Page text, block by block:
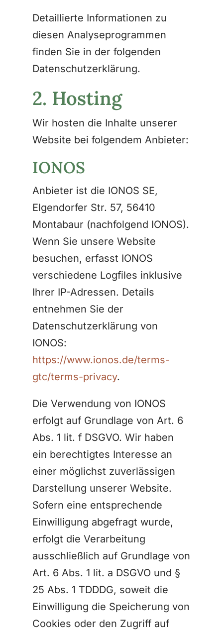
Detaillierte Informationen zu
diesen Analyseprogrammen
finden Sie in der folgenden
Datenschutzerklärung.
2. Hosting
Wir hosten die Inhalte unserer
Website bei folgendem Anbieter:
IONOS
Anbieter ist die IONOS SE,
Elgendorfer Str. 57, 56410
Montabaur (nachfolgend IONOS).
Wenn Sie unsere Website
besuchen, erfasst IONOS
verschiedene Logfiles inklusive
Ihrer IP-Adressen. Details
entnehmen Sie der
Datenschutzerklärung von
IONOS:
https://www.ionos.de/terms-
gtc/terms-privacy.
Die Verwendung von IONOS
erfolgt auf Grundlage von Art. 6
Abs. 1 lit. f DSGVO. Wir haben
ein berechtigtes Interesse an
einer möglichst zuverlässigen
Darstellung unserer Website.
Sofern eine entsprechende
Einwilligung abgefragt wurde,
erfolgt die Verarbeitung
ausschließlich auf Grundlage von
Art. 6 Abs. 1 lit. a DSGVO und §
25 Abs. 1 TDDDG, soweit die
Einwilligung die Speicherung von
Cookies oder den Zugriff auf